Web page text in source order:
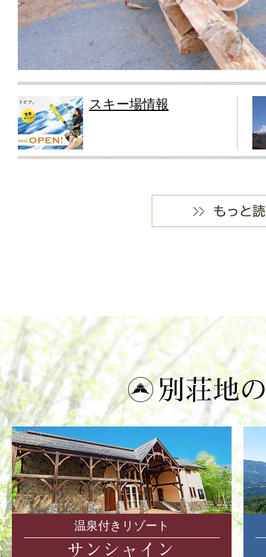
スキー場情報
温泉付きリゾート